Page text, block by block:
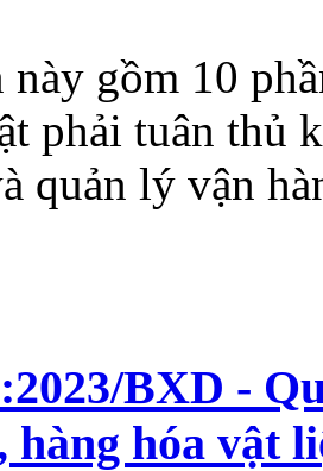
này gồm 10
phải tuân thủ
quản lý vận
BXD -
hàng hóa vật